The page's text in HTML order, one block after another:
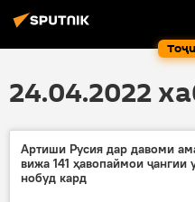
24.04.2022
Артиши Русия дар давоми
вижа 141 ҳавопаймои ҷангии
нобуд кард